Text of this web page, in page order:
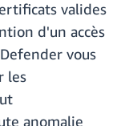
valides
d'un accès
vous
les
anomalie